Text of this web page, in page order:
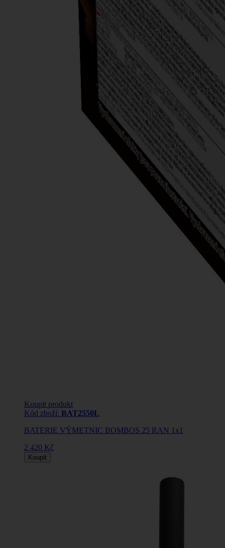
Koupit produkt
Kód zboží: BAT2550L
BATERIE VÝMETNIC BOMBOS 25 RAN 1x1
2 420 Kč
Koupit